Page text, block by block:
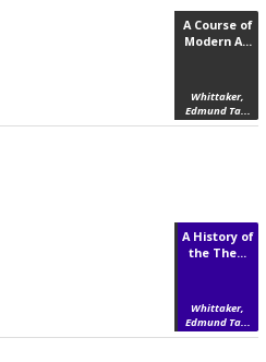
A Course of
Modern A...
Whittaker,
Edmund Ta...
A History of
the The...
Whittaker,
Edmund Ta...